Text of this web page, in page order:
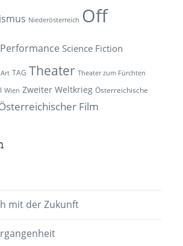
Niederösterreich Off
Performance Science Fiction
TAG Theater Theater zum Fürchten
Wien Zweiter Weltkrieg Österreichische
Film
mit der Zukunft